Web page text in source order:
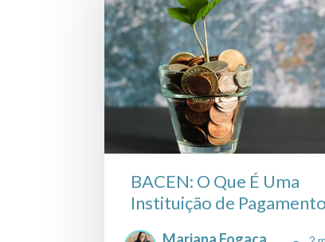
BACEN: O Que É Uma
Instituição de